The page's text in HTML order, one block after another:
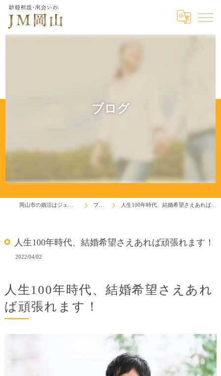
ブログ
ブログ 人生100年時代、結婚希望さえあれば頑張れます！
人生100年時代、結婚希望さえあれば頑張れます！
2022/04/02
人生100年時代、結婚希望さえあれ
ば頑張れます！